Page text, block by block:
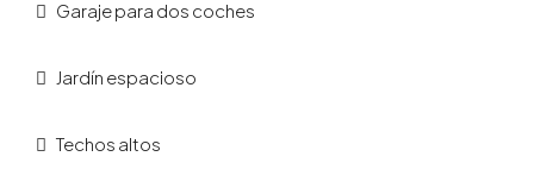
Garaje para dos coches
Jardín espacioso
Techos altos